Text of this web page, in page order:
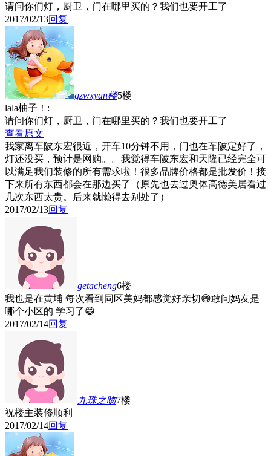
请问你们灯，厨卫，门在哪里买的？我们也要开工了
2017/02/13回复
gzwxyan楼5楼
lala柚子！:
请问你们灯，厨卫，门在哪里买的？我们也要开工了
查看原文
我家离车陂东宏很近，开车10分钟不用，门也在车陂定好了，
灯还没买，预计是网购。。我觉得车陂东宏和天隆已经完全可
以满足我们装修的所有需求啦！很多品牌价格都是批发价！接
下来所有东西都会在那边买了（原先也去过奥体高德美居看过
几次东西太贵。后来就懒得去别处了）
2017/02/13回复
getacheng6楼
我也是在黄埔 每次看到同区美妈都感觉好亲切😄敢问妈友是
哪个小区的 学习了😁
2017/02/14回复
九珠之吻7楼
祝楼主装修顺利
2017/02/14回复